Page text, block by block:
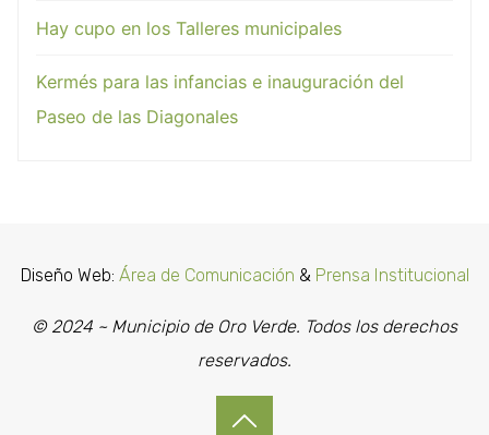
Hay cupo en los Talleres municipales
Kermés para las infancias e inauguración del
Paseo de las Diagonales
Diseño Web: Área de Comunicación & Prensa Institucional
© 2024 ~ Municipio de Oro Verde. Todos los derechos
reservados.